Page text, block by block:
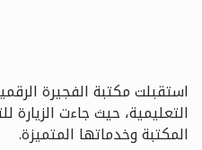
استقبلت مكتبة الفجيرة
التعليمية، حيث جاءت
المكتبة وخدماتها المتميزة.